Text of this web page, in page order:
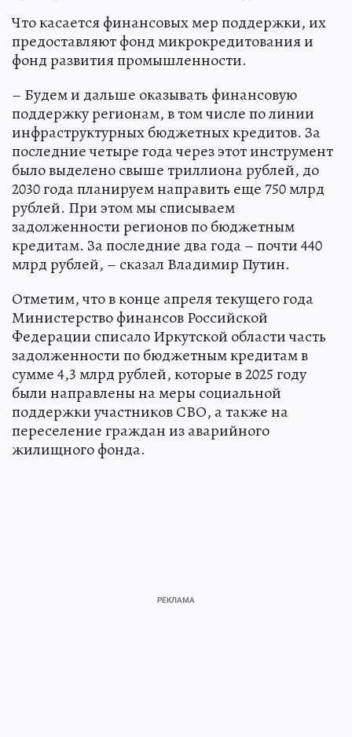
Что касается финансовых мер поддержки, их
предоставляют фонд микрокредитования и
фонд развития промышленности.
– Будем и дальше оказывать финансовую
поддержку регионам, в том числе по линии
инфраструктурных бюджетных кредитов. За
последние четыре года через этот инструмент
было выделено свыше триллиона рублей, до
2030 года планируем направить еще 750 млрд
рублей. При этом мы списываем
задолженности регионов по бюджетным
кредитам. За последние два года – почти 440
млрд рублей, – сказал Владимир Путин.
Отметим, что в конце апреля текущего года
Министерство финансов Российской
Федерации списало Иркутской области часть
задолженности по бюджетным кредитам в
сумме 4,3 млрд рублей, которые в 2025 году
были направлены на меры социальной
поддержки участников СВО, а также на
переселение граждан из аварийного
жилищного фонда.